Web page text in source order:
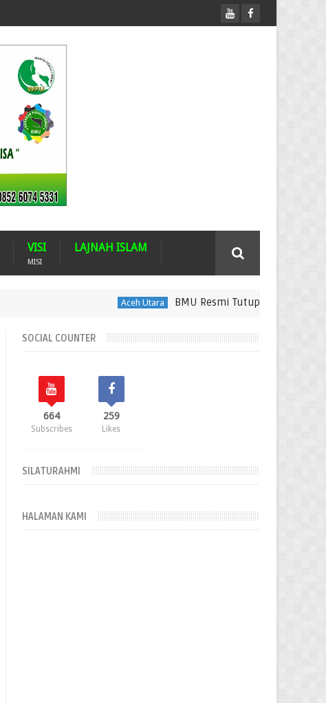
VISI
MISI
LAJNAH ISLAM
Aceh Utara BMU Resmi Tutup Donasi Rumah 122
SOCIAL COUNTER
664
Subscribes
259
Likes
SILATURAHMI
HALAMAN KAMI